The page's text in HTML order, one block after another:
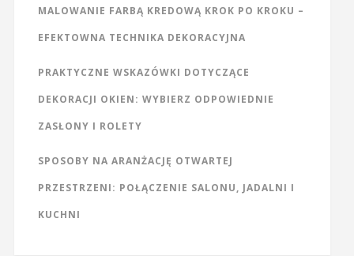
MALOWANIE FARBĄ KREDOWĄ KROK PO KROKU –
EFEKTOWNA TECHNIKA DEKORACYJNA
PRAKTYCZNE WSKAZÓWKI DOTYCZĄCE
DEKORACJI OKIEN: WYBIERZ ODPOWIEDNIE
ZASŁONY I ROLETY
SPOSOBY NA ARANŻACJĘ OTWARTEJ
PRZESTRZENI: POŁĄCZENIE SALONU, JADALNI I
KUCHNI